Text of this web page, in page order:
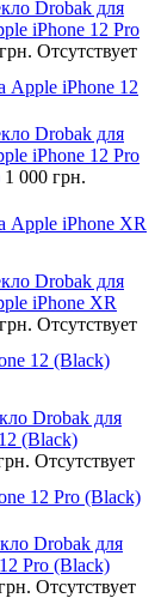
Drobak для
iPhone 12 Pro
Отсутствует
Apple iPhone 12
Drobak для
iPhone 12 Pro
1 000 грн.
Apple iPhone XR
Drobak для
iPhone XR
Отсутствует
12 (Black)
Drobak для
(Black)
Отсутствует
12 Pro (Black)
Drobak для
Pro (Black)
Отсутствует